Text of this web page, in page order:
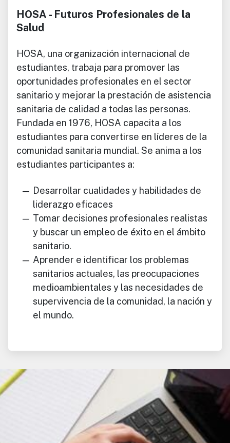
HOSA - Futuros Profesionales de la
Salud
HOSA, una organización internacional de
estudiantes, trabaja para promover las
oportunidades profesionales en el sector
sanitario y mejorar la prestación de asistencia
sanitaria de calidad a todas las personas.
Fundada en 1976, HOSA capacita a los
estudiantes para convertirse en líderes de la
comunidad sanitaria mundial. Se anima a los
estudiantes participantes a:
Desarrollar cualidades y habilidades de
liderazgo eficaces
Tomar decisiones profesionales realistas
y buscar un empleo de éxito en el ámbito
sanitario.
Aprender e identificar los problemas
sanitarios actuales, las preocupaciones
medioambientales y las necesidades de
supervivencia de la comunidad, la nación y
el mundo.